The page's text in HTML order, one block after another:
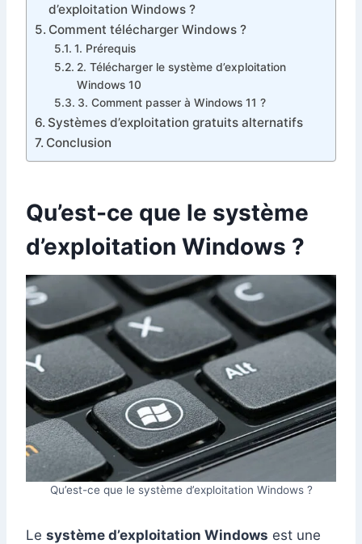
d’exploitation Windows ?
Comment télécharger Windows ?
1. Prérequis
2. Télécharger le système d’exploitation
Windows 10
3. Comment passer à Windows 11 ?
Systèmes d’exploitation gratuits alternatifs
Conclusion
Qu’est-ce que le système
d’exploitation Windows ?
Qu’est-ce que le système d’exploitation Windows ?
Le système d’exploitation Windows est une